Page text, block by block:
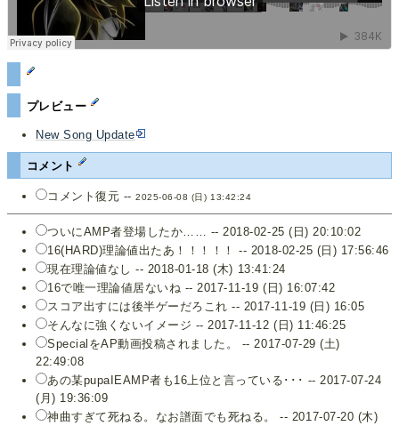
プレビュー
New Song Update
コメント
コメント復元 --2025-06-08 (日) 13:42:24
ついにAMP者登場したか…… -- 2018-02-25 (日) 20:10:02
16(HARD)理論値出たあ！！！！！ -- 2018-02-25 (日) 17:56:46
現在理論値なし -- 2018-01-18 (木) 13:41:24
16で唯一理論値居ないね -- 2017-11-19 (日) 16:07:42
スコア出すには後半ゲーだろこれ -- 2017-11-19 (日) 16:05
そんなに強くないイメージ -- 2017-11-12 (日) 11:46:25
SpecialをAP動画投稿されました。 -- 2017-07-29 (土)
22:49:08
あの某pupaIEAMP者も16上位と言っている･･･ -- 2017-07-24
(月) 19:36:09
神曲すぎて死ねる。なお譜面でも死ねる。 -- 2017-07-20 (木)